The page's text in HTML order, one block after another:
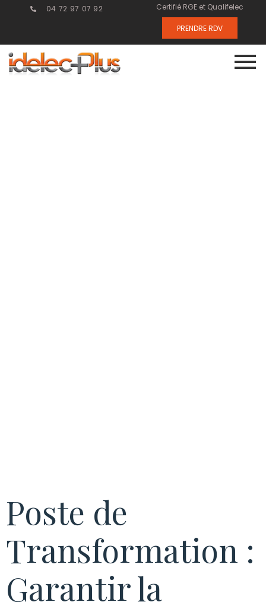
04 72 97 07 92 Certifié RGE et Qualifelec
PRENDRE RDV
Poste de
Transformation :
Garantir la